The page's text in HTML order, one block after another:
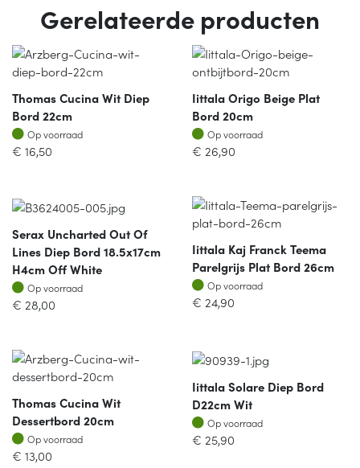
Gerelateerde producten
Thomas Cucina Wit Diep
Bord 22cm
Op voorraad
Op voorraad
€ 16,50
Iittala Origo Beige Plat
Bord 20cm
Op voorraad
Op voorraad
€ 26,90
Serax Uncharted Out Of
Lines Diep Bord 18.5x17cm
H4cm Off White
Op voorraad
Op voorraad
€ 28,00
Iittala Kaj Franck Teema
Parelgrijs Plat Bord 26cm
Op voorraad
Op voorraad
€ 24,90
Thomas Cucina Wit
Dessertbord 20cm
Op voorraad
Op voorraad
€ 13,00
Iittala Solare Diep Bord
D22cm Wit
Op voorraad
Op voorraad
€ 25,90